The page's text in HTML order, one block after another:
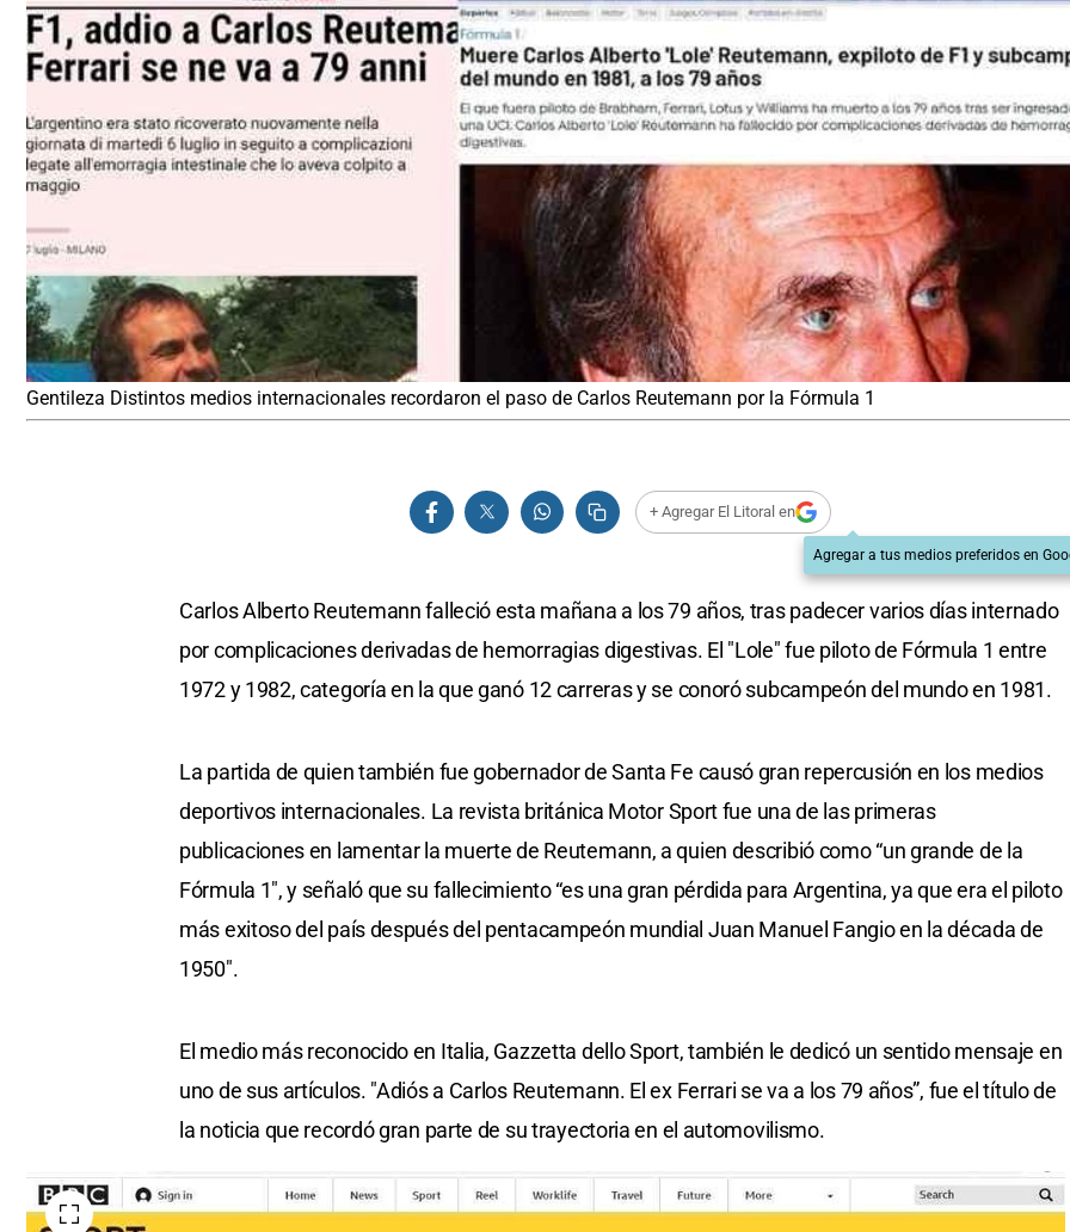
Gentileza Distintos medios internacionales recordaron el paso de Carlos Reutemann por la Fórmula 1
+ Agregar El Litoral en
Agregar a tus medios preferidos en
Carlos Alberto Reutemann falleció esta mañana a los 79 años, tras padecer varios días internado
por complicaciones derivadas de hemorragias digestivas. El "Lole" fue piloto de Fórmula 1 entre
1972 y 1982, categoría en la que ganó 12 carreras y se conoró subcampeón del mundo en 1981.
La partida de quien también fue gobernador de Santa Fe causó gran repercusión en los medios
deportivos internacionales. La revista británica Motor Sport fue una de las primeras
publicaciones en lamentar la muerte de Reutemann, a quien describió como “un grande de la
Fórmula 1″, y señaló que su fallecimiento “es una gran pérdida para Argentina, ya que era el piloto
más exitoso del país después del pentacampeón mundial Juan Manuel Fangio en la década de
1950″.
El medio más reconocido en Italia, Gazzetta dello Sport, también le dedicó un sentido mensaje en
uno de sus artículos. "Adiós a Carlos Reutemann. El ex Ferrari se va a los 79 años”, fue el título de
la noticia que recordó gran parte de su trayectoria en el automovilismo.